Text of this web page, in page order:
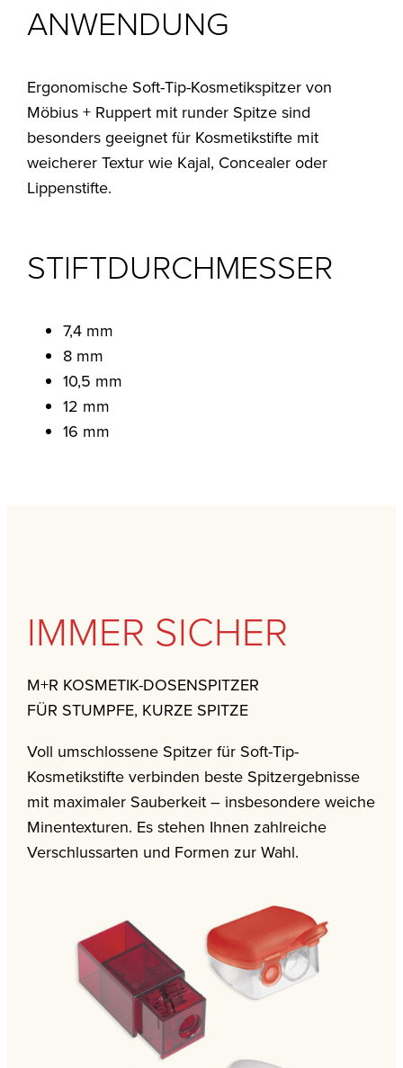
ANWENDUNG
Ergonomische Soft-Tip-Kosmetikspitzer von
Möbius + Ruppert mit runder Spitze sind
besonders geeignet für Kosmetikstifte mit
weicherer Textur wie Kajal, Concealer oder
Lippenstifte.
STIFTDURCHMESSER
7,4 mm
8 mm
10,5 mm
12 mm
16 mm
IMMER SICHER
M+R KOSMETIK-DOSENSPITZER
FÜR STUMPFE, KURZE SPITZE
Voll umschlossene Spitzer für Soft-Tip-
Kosmetikstifte verbinden beste Spitzergebnisse
mit maximaler Sauberkeit – insbesondere weiche
Minentexturen. Es stehen Ihnen zahlreiche
Verschlussarten und Formen zur Wahl.